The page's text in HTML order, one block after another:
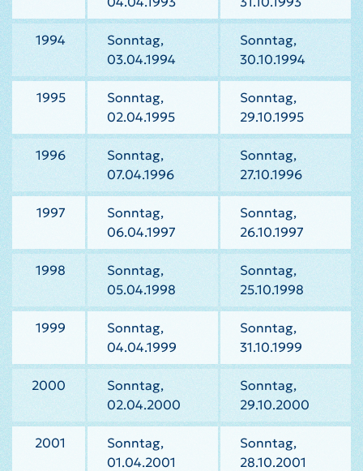
1994
Sonntag,
03.04.1994
Sonntag,
30.10.1994
1995
Sonntag,
02.04.1995
Sonntag,
29.10.1995
1996
Sonntag,
07.04.1996
Sonntag,
27.10.1996
1997
Sonntag,
06.04.1997
Sonntag,
26.10.1997
1998
Sonntag,
05.04.1998
Sonntag,
25.10.1998
1999
Sonntag,
04.04.1999
Sonntag,
31.10.1999
2000
Sonntag,
02.04.2000
Sonntag,
29.10.2000
2001
Sonntag,
01.04.2001
Sonntag,
28.10.2001